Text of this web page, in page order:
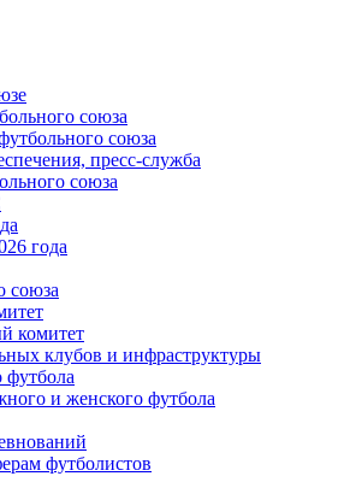
союза
союза
пресс-служба
союза
года
союза
комитет
клубов и инфраструктуры
футбола
и женского футбола
футболистов